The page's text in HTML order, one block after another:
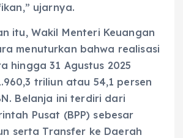
ujarnya.
itu, Wakil Menteri Keuangan
menuturkan bahwa realisasi
hingga 31 Agustus 2025
triliun atau 54,1 persen
Belanja ini terdiri dari
Pusat (BPP) sebesar
serta Transfer ke Daerah